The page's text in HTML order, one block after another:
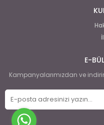
E-
Kampanyalarımızdan ve